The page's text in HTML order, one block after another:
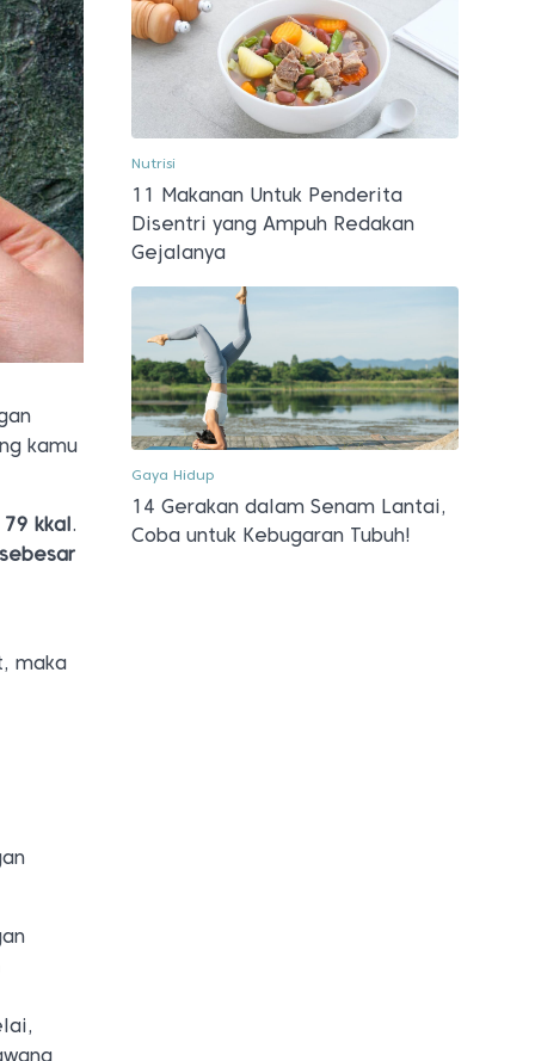
kamu
kkal.
sebesar
maka
Nutrisi
11 Makanan Untuk Penderita
Disentri yang Ampuh Redakan
Gejalanya
Gaya Hidup
14 Gerakan dalam Senam Lantai,
Coba untuk Kebugaran Tubuh!